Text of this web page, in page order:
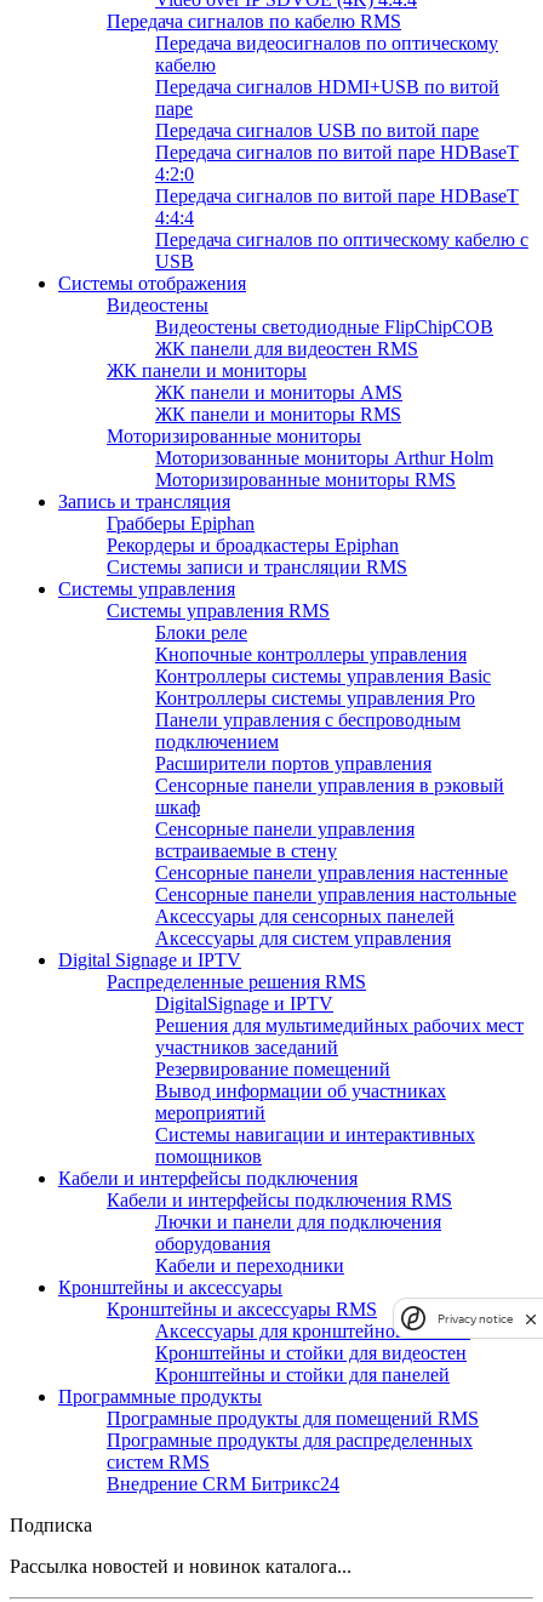
Передача сигналов по кабелю RMS
Передача видеосигналов по оптическому
кабелю
Передача сигналов HDMI+USB по витой
паре
Передача сигналов USB по витой паре
Передача сигналов по витой паре HDBaseT
4:2:0
Передача сигналов по витой паре HDBaseT
4:4:4
Передача сигналов по оптическому кабелю с
USB
Системы отображения
Видеостены
Видеостены светодиодные FlipChipCOB
ЖК панели для видеостен RMS
ЖК панели и мониторы
ЖК панели и мониторы AMS
ЖК панели и мониторы RMS
Моторизированные мониторы
Моторизованные мониторы Arthur Holm
Моторизированные мониторы RMS
Запись и трансляция
Грабберы Epiphan
Рекордеры и броадкастеры Epiphan
Системы записи и трансляции RMS
Системы управления
Системы управления RMS
Блоки реле
Кнопочные контроллеры управления
Контроллеры системы управления Basic
Контроллеры системы управления Pro
Панели управления с беспроводным
подключением
Расширители портов управления
Сенсорные панели управления в рэковый
шкаф
Сенсорные панели управления
встраиваемые в стену
Сенсорные панели управления настенные
Сенсорные панели управления настольные
Аксессуары для сенсорных панелей
Аксессуары для систем управления
Digital Signage и IPTV
Распределенные решения RMS
DigitalSignage и IPTV
Решения для мультимедийных рабочих мест
участников заседаний
Резервирование помещений
Вывод информации об участниках
мероприятий
Системы навигации и интерактивных
помощников
Кабели и интерфейсы подключения
Кабели и интерфейсы подключения RMS
Лючки и панели для подключения
оборудования
Кабели и переходники
Кронштейны и аксессуары
Кронштейны и аксессуары RMS
Аксессуары для кронштейнов и стоек
Кронштейны и стойки для видеостен
Кронштейны и стойки для панелей
Программные продукты
Програмные продукты для помещений RMS
Програмные продукты для распределенных
систем RMS
Внедрение CRM Битрикс24
Подписка
Рассылка новостей и новинок каталога...
Privacy notice